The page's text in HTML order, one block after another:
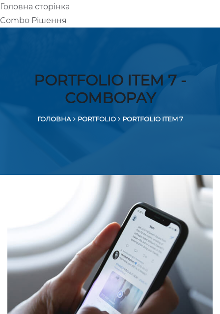
Головна сторінка
Combo Рішення
PORTFOLIO ITEM 7 -
COMBOPAY
ГОЛОВНА PORTFOLIO PORTFOLIO ITEM 7